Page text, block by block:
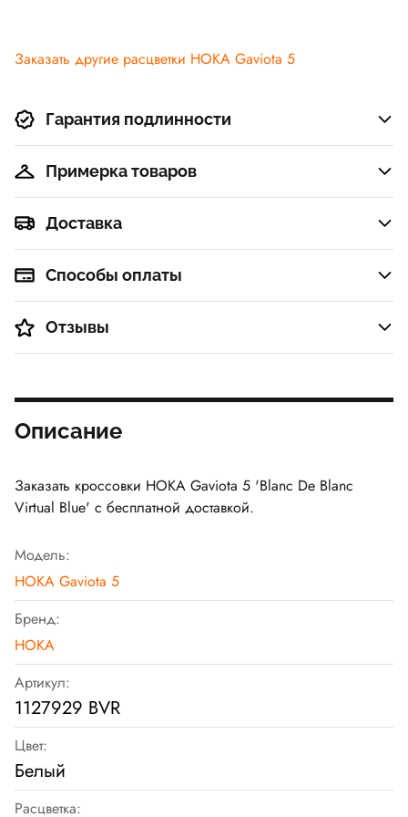
Заказать другие расцветки HOKA Gaviota 5
Гарантия подлинности
Примерка товаров
Доставка
Способы оплаты
Отзывы
Описание
Заказать кроссовки HOKA Gaviota 5 'Blanc De Blanc
Virtual Blue' с бесплатной доставкой.
Модель:
HOKA Gaviota 5
Бренд:
HOKA
Артикул:
1127929 BVR
Цвет:
Белый
Расцветка: